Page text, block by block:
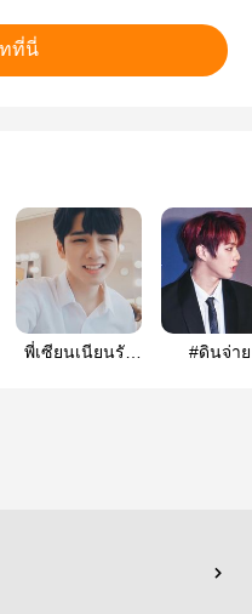
ที่นี่
พี่เซียนเนียนรัก
#ดินจ่า